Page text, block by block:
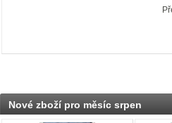
Nové zboží pro měsíc srpen